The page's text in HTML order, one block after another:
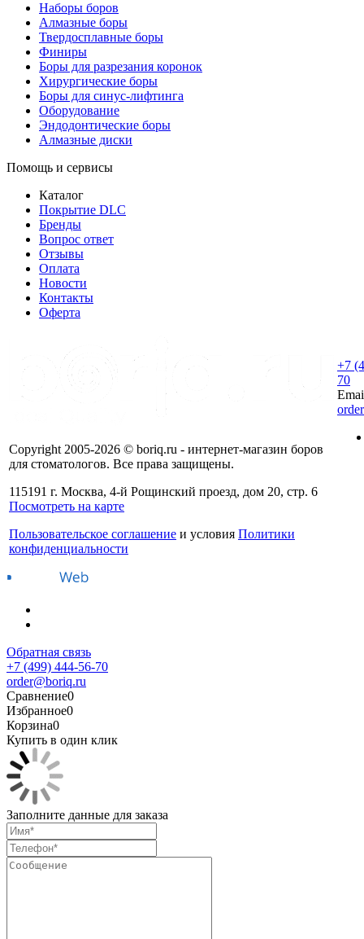
Наборы боров
Алмазные боры
Твердосплавные боры
Финиры
Боры для разрезания коронок
Хирургические боры
Боры для синус-лифтинга
Оборудование
Эндодонтические боры
Алмазные диски
Помощь и сервисы
Каталог
Покрытие DLC
Бренды
Вопрос ответ
Отзывы
Оплата
Новости
Контакты
Оферта
Copyright 2005-2026 © boriq.ru - интернет-магазин боров
для стоматологов. Все права защищены.
115191 г. Москва, 4-й Рощинский проезд, дом 20, стр. 6
Посмотреть на карте
Пользовательское соглашение и условия Политики
конфиденциальности
+7
70
Обратная связь
+7 (499) 444-56-70
order@boriq.ru
Сравнение0
Избранное0
Корзина0
Купить в один клик
Заполните данные для заказа